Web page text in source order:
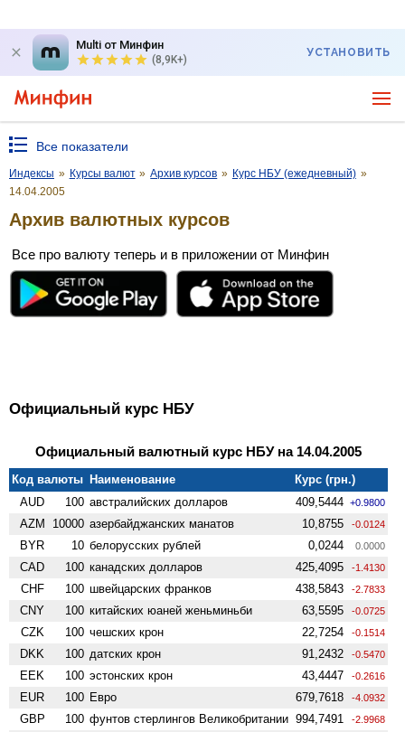
Multi от Минфин
(8,9K+)
УСТАНОВИТЬ
Все показатели
Индексы » Курсы валют » Архив курсов » Курс НБУ (ежедневный) »
14.04.2005
Архив валютных курсов
Все про валюту теперь и в приложении от Минфин
Официальный курс НБУ
Официальный валютный курс НБУ на 14.04.2005
Код валюты Наименование
Курс (грн.)
AUD
100 австралийских долларов 409,5444 +0.9800
AZM 10000 азербайджанских манатов 10,8755 -0.0124
BYR 10 белорусских рублей 0,0244 0.0000
CAD 100 канадских долларов 425,4095 -1.4130
CHF 100 швейцарских франков 438,5843 -2.7833
CNY 100 китайских юаней женьминьби 63,5595 -0.0725
CZK 100 чешских крон 22,7254 -0.1514
DKK 100 датских крон 91,2432 -0.5470
EEK 100 эстонских крон 43,4447 -0.2616
EUR 100 Евро 679,7618 -4.0932
GBP 100 фунтов стерлингов Велико­британии 994,7491 -2.9968